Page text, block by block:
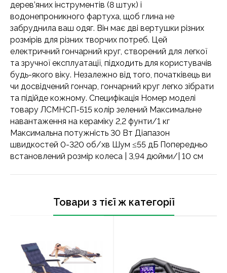
дерев’яних інструментів (8 штук) і
водонепроникного фартуха, щоб глина не
забруднила ваш одяг. Він має дві вертушки різних
розмірів для різних творчих потреб. Цей
електричний гончарний круг, створений для легкої
та зручної експлуатації, підходить для користувачів
будь-якого віку. Незалежно від того, початківець ви
чи досвідчений гончар, гончарний круг легко зібрати
та підійде кожному. Специфікація Номер моделі
товару ЛСМНСП-515 колір зелений Максимальне
навантаження на кераміку 2,2 фунти/1 кг
Максимальна потужність 30 Вт Діапазон
швидкостей 0-320 об/хв Шум ≤55 дБ Попередньо
встановлений розмір колеса | 3,94 дюйми/| 10 см
Товари з тієї ж категорії